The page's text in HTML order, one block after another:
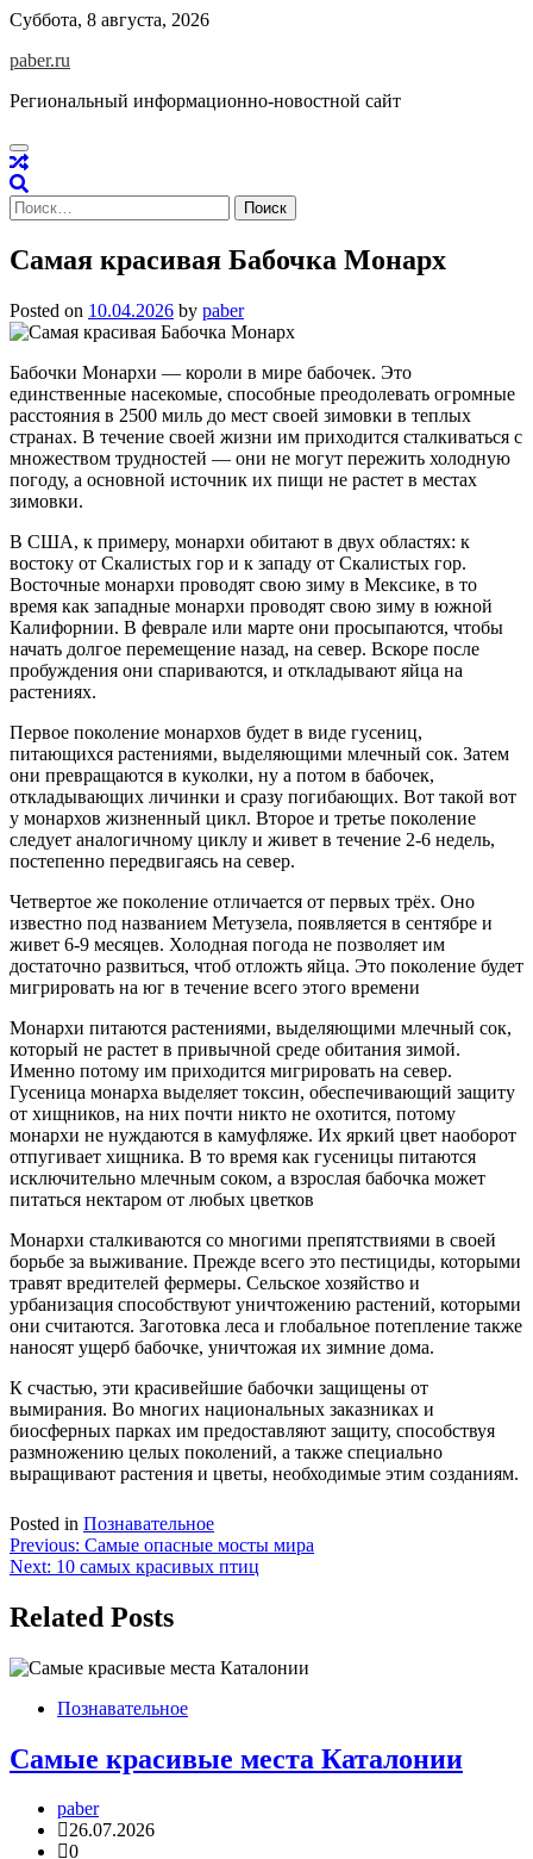
Skip
content
Суббота, 8 августа, 2026
paber.ru
Региональный информационно-новостной сайт
Найти:
Самая красивая Бабочка Монарх
Posted on 10.04.2026 by paber
Бабочки Монархи — короли в мире бабочек. Это
единственные насекомые, способные преодолевать огромные
расстояния в 2500 миль до мест своей зимовки в теплых
странах. В течение своей жизни им приходится сталкиваться с
множеством трудностей — они не могут пережить холодную
погоду, а основной источник их пищи не растет в местах
зимовки.
В США, к примеру, монархи обитают в двух областях: к
востоку от Скалистых гор и к западу от Скалистых гор.
Восточные монархи проводят свою зиму в Мексике, в то
время как западные монархи проводят свою зиму в южной
Калифорнии. В феврале или марте они просыпаются, чтобы
начать долгое перемещение назад, на север. Вскоре после
пробуждения они спариваются, и откладывают яйца на
растениях.
Первое поколение монархов будет в виде гусениц,
питающихся растениями, выделяющими млечный сок. Затем
они превращаются в куколки, ну а потом в бабочек,
откладывающих личинки и сразу погибающих. Вот такой вот
у монархов жизненный цикл. Второе и третье поколение
следует аналогичному циклу и живет в течение 2-6 недель,
постепенно передвигаясь на север.
Четвертое же поколение отличается от первых трёх. Оно
известно под названием Метузела, появляется в сентябре и
живет 6-9 месяцев. Холодная погода не позволяет им
достаточно развиться, чтоб отложть яйца. Это поколение будет
мигрировать на юг в течение всего этого времени
Монархи питаются растениями, выделяющими млечный сок,
который не растет в привычной среде обитания зимой.
Именно потому им приходится мигрировать на север.
Гусеница монарха выделяет токсин, обеспечивающий защиту
от хищников, на них почти никто не охотится, потому
монархи не нуждаются в камуфляже. Их яркий цвет наоборот
отпугивает хищника. В то время как гусеницы питаются
исключительно млечным соком, а взрослая бабочка может
питаться нектаром от любых цветков
Монархи сталкиваются со многими препятствиями в своей
борьбе за выживание. Прежде всего это пестициды, которыми
травят вредителей фермеры. Сельское хозяйство и
урбанизация способствуют уничтожению растений, которыми
они считаются. Заготовка леса и глобальное потепление также
наносят ущерб бабочке, уничтожая их зимние дома.
К счастью, эти красивейшие бабочки защищены от
вымирания. Во многих национальных заказниках и
биосферных парках им предоставляют защиту, способствуя
размножению целых поколений, а также специально
выращивают растения и цветы, необходимые этим созданиям.
Posted in Познавательное
Навигация
по
записям
Previous: Самые опасные мосты мира
Next: 10 самых красивых птиц
Related Posts
Познавательное
Самые красивые места Каталонии
paber
26.07.2026
0